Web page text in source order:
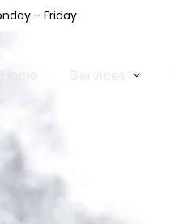
- Friday
Services